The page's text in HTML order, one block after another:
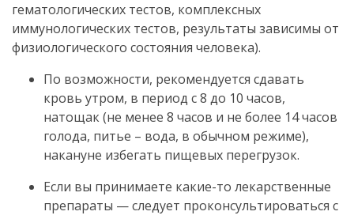
гематологических тестов, комплексных
иммунологических тестов, результаты зависимы от
физиологического состояния человека).
По возможности, рекомендуется сдавать
кровь утром, в период с 8 до 10 часов,
натощак (не менее 8 часов и не более 14 часов
голода, питье – вода, в обычном режиме),
накануне избегать пищевых перегрузок.
Если вы принимаете какие-то лекарственные
препараты — следует проконсультироваться с